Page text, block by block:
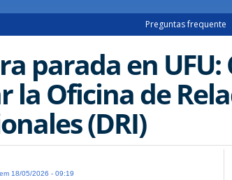
Preguntas frequente
parada en UFU:
la Oficina de
(DRI)
18/05/2026 - 09:19